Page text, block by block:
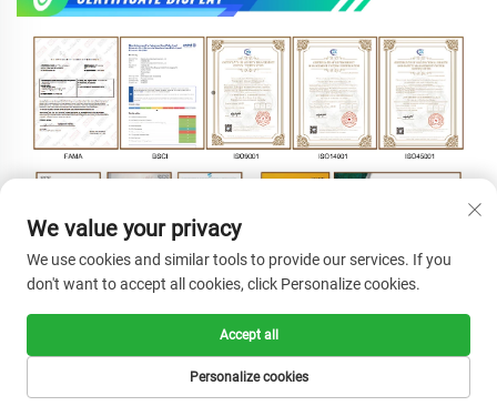
We value your privacy
We use cookies and similar tools to provide our services. If you
don't want to accept all cookies, click Personalize cookies.
Personalize cookies
Accept all